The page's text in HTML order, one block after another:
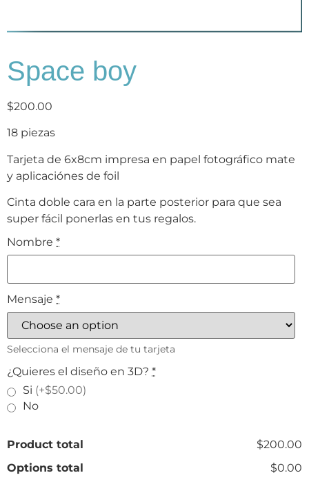
Space boy
$200.00
18 piezas
Tarjeta de 6x8cm impresa en papel fotográfico mate
y aplicaciónes de foil
Cinta doble cara en la parte posterior para que sea
super fácil ponerlas en tus regalos.
Nombre *
Mensaje *
Selecciona el mensaje de tu tarjeta
¿Quieres el diseño en 3D? *
Si (+$50.00)
No
Product total
$200.00
Options total
$0.00